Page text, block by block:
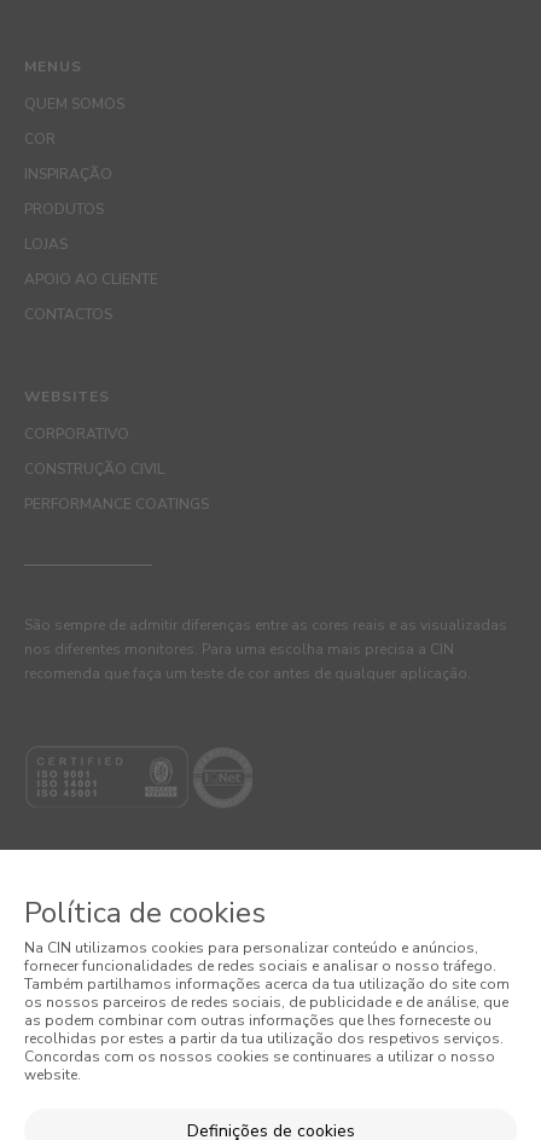
MENUS
QUEM SOMOS
COR
INSPIRAÇÃO
PRODUTOS
LOJAS
APOIO AO CLIENTE
CONTACTOS
WEBSITES
CORPORATIVO
CONSTRUÇÃO CIVIL
PERFORMANCE COATINGS
São sempre de admitir diferenças entre as cores reais e as visualizadas
nos diferentes monitores. Para uma escolha mais precisa a CIN
recomenda que faça um teste de cor antes de qualquer aplicação.
Termos e Condições
Política de Privacidade
Política de Cookies
Condições Gerais de Venda
Política de cookies
Na CIN utilizamos cookies para personalizar conteúdo e anúncios,
fornecer funcionalidades de redes sociais e analisar o nosso tráfego.
Também partilhamos informações acerca da tua utilização do site com
os nossos parceiros de redes sociais, de publicidade e de análise, que
as podem combinar com outras informações que lhes forneceste ou
recolhidas por estes a partir da tua utilização dos respetivos serviços.
Concordas com os nossos cookies se continuares a utilizar o nosso
website.
Definições de cookies